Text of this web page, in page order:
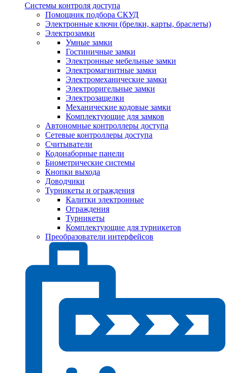
Системы контроля доступа
Помощник подбора СКУД
Электронные ключи (брелки, карты, браслеты)
Электрозамки
Умные замки
Гостиничные замки
Электронные мебельные замки
Электромагнитные замки
Электромеханические замки
Электроригельные замки
Электрозащелки
Механические кодовые замки
Комплектующие для замков
Автономные контроллеры доступа
Сетевые контроллеры доступа
Считыватели
Кодонаборные панели
Биометрические системы
Кнопки выхода
Доводчики
Турникеты и ограждения
Калитки электронные
Ограждения
Турникеты
Комплектующие для турникетов
Преобразователи интерфейсов